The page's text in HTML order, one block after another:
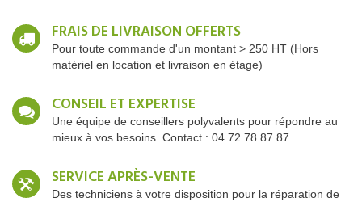
FRAIS DE LIVRAISON OFFERTS
Pour toute commande d'un montant > 250 HT (Hors
matériel en location et livraison en étage)
CONSEIL ET EXPERTISE
Une équipe de conseillers polyvalents pour répondre au
mieux à vos besoins. Contact : 04 72 78 87 87
SERVICE APRÈS-VENTE
Des techniciens à votre disposition pour la réparation de